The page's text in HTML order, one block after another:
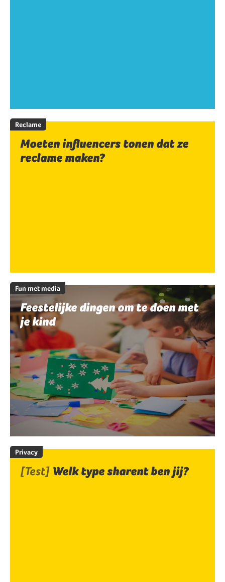
Reclame
Moeten influencers tonen dat ze
reclame maken?
Fun met media
Feestelijke dingen om te doen met
je kind
Privacy
[Test] Welk type sharent ben jij?